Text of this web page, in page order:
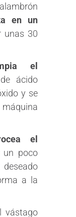
en un
unas 30
el
ácido
y se
el
un poco
a la
vástago